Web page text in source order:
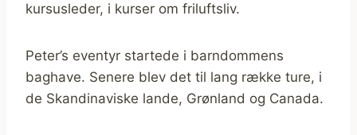
kursusleder, i kurser om friluftsliv.
Peter’s eventyr startede i barndommens
baghave. Senere blev det til lang række ture, i
de Skandinaviske lande, Grønland og Canada.